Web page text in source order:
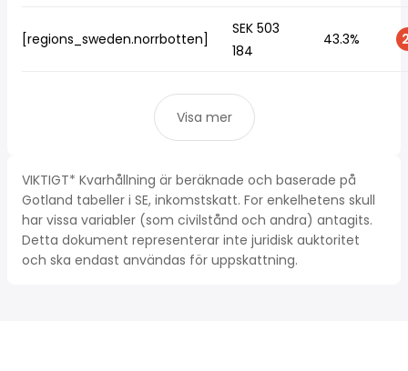
[regions_sweden.norrbotten]
SEK 503
184
43.3%
Visa mer
VIKTIGT* Kvarhållning är beräknade och baserade på
Gotland tabeller i SE, inkomstskatt. For enkelhetens skull
har vissa variabler (som civilstånd och andra) antagits.
Detta dokument representerar inte juridisk auktoritet
och ska endast användas för uppskattning.